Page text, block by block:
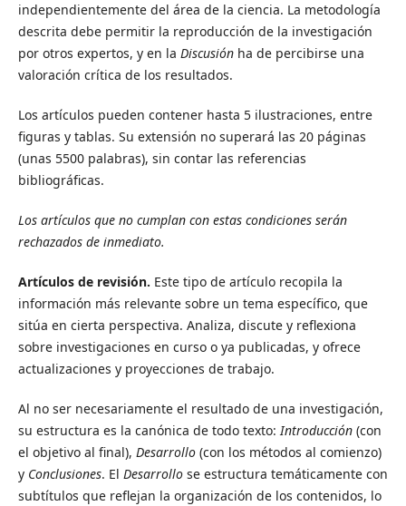
independientemente del área de la ciencia. La metodología
descrita debe permitir la reproducción de la investigación
por otros expertos, y en la Discusiónha de percibirse una
valoración crítica de los resultados.
Los artículos pueden contener hasta 5 ilustraciones, entre
figuras y tablas. Su extensión no superará las 20 páginas
(unas 5500 palabras), sin contar las referencias
bibliográficas.
Los artículos que no cumplan con estas condiciones serán
rechazados de inmediato.
Artículos de revisión. Este tipo de artículo recopila la
información más relevante sobre un tema específico, que
sitúa en cierta perspectiva. Analiza, discute y reflexiona
sobre investigaciones en curso o ya publicadas, y ofrece
actualizaciones y proyecciones de trabajo.
Al no ser necesariamente el resultado de una investigación,
su estructura es la canónica de todo texto:Introducción(con
el objetivo al final), Desarrollo(con los métodos al comienzo)
y Conclusiones. El Desarrollose estructura temáticamente con
subtítulos que reflejan la organización de los contenidos, lo